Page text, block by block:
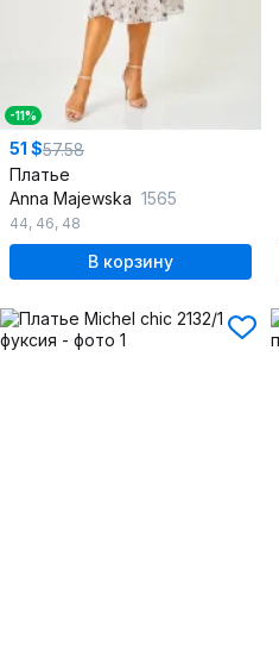
-11%
51 $57.58
Платье
Anna Majewska 1565
44, 46, 48
В корзину